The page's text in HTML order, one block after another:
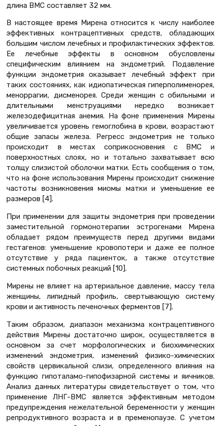
длина ВМС составляет 32 мм.
В настоящее время Мирена относится к числу наиболее
эффективных контрацептивных средств, обладающих
большим числом лечебных и профилактических эффектов.
Ее лечебные эффекты в основном обусловлены
специфическим влиянием на эндометрий. Подавление
функции эндометрия оказывает лечебный эффект при
таких состояниях, как идиопатическая гиперполименорея,
меноррагии, дисменорея. Среди женщин с обильными и
длительными менструациями нередко возникает
железодефицитная анемия. На фоне применения Мирены
увеличивается уровень гемоглобина в крови, возрастают
общие запасы железа. Регресс эндометрия не только
происходит в местах соприкосновения с ВМС и
поверхностных слоях, но и тотально захватывает всю
толщу слизистой оболочки матки. Есть сообщения о том,
что на фоне использования Мирены происходит снижение
частоты возникновения миомы матки и уменьшение ее
размеров [4].
При применении для защиты эндометрия при проведении
заместительной гормонотерапии эстрогенами Мирена
обладает рядом преимуществ перед другими видами
гестагенов: уменьшение кровопотери и даже ее полное
отсутствие у ряда пациенток, а также отсутствие
системных побочных реакций [10].
Мирены не влияет на артериальное давление, массу тела
женщины, липидный профиль, свертывающую систему
крови и активность печеночных ферментов [7].
Таким образом, диапазон механизма контрацептивного
действия Мирены достаточно широк, осуществляется в
основном за счет морфологических и биохимических
изменений эндометрия, изменений физико-химических
свойств цервикальной слизи, определенного влияния на
функцию гипоталамо-гипофизарной системы и яичников.
Анализ данных литературы свидетельствует о том, что
применение ЛНГ-ВМС является эффективным методом
предупреждения нежелательной беременности у женщин
репродуктивного возраста и в пременопаузе. С учетом